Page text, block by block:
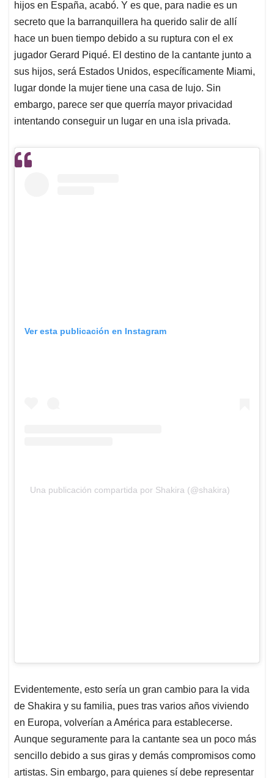
p
p
o
k
I
n
s
hijos en España, acabó. Y es que, para nadie es un
secreto que la barranquillera ha querido salir de allí
hace un buen tiempo debido a su ruptura con el ex
jugador Gerard Piqué. El destino de la cantante junto a
sus hijos, será Estados Unidos, específicamente Miami,
lugar donde la mujer tiene una casa de lujo. Sin
embargo, parece ser que querría mayor privacidad
intentando conseguir un lugar en una isla privada.
Ver esta publicación en Instagram
Una publicación compartida por Shakira (@shakira)
Evidentemente, esto sería un gran cambio para la vida
de Shakira y su familia, pues tras varios años viviendo
en Europa, volverían a América para establecerse.
Aunque seguramente para la cantante sea un poco más
sencillo debido a sus giras y demás compromisos como
artistas. Sin embargo, para quienes sí debe representar